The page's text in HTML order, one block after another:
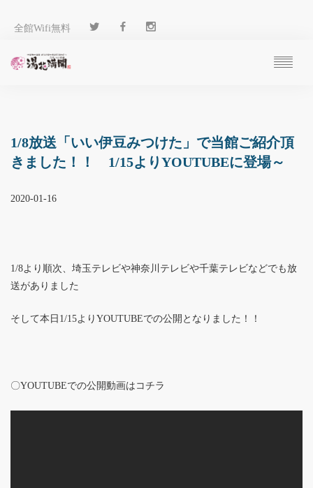
全館Wifi無料
客 室
温 泉
料 理
施 設
1/8放送「いい伊豆みつけた」で当館ご紹介頂
きました！！ 1/15よりYOUTUBEに登場～
2020-01-16
1/8より順次、埼玉テレビや神奈川テレビや千葉テレビなどでも放
送がありました
そして本日1/15よりYOUTUBEでの公開となりました！！
〇YOUTUBEでの公開動画はコチラ